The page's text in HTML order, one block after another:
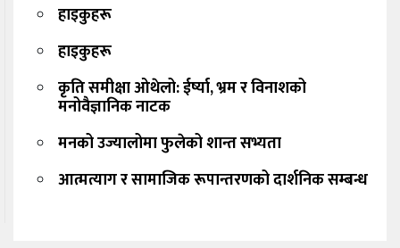
हाइकुहरू
हाइकुहरू
कृति समीक्षा ओथेलो: ईर्ष्या, भ्रम र विनाशको
मनोवैज्ञानिक नाटक
मनको उज्यालोमा फुलेको शान्त सभ्यता
आत्मत्याग र सामाजिक रूपान्तरणको दार्शनिक सम्बन्ध